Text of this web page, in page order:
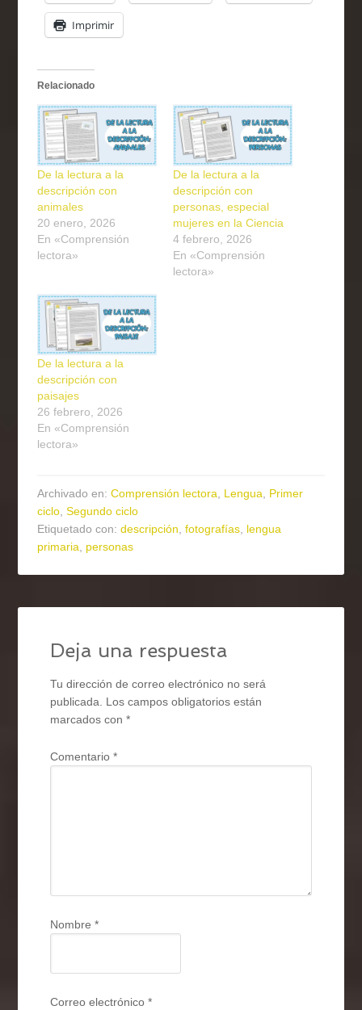
Imprimir
Relacionado
De la lectura a la
descripción con
animales
20 enero, 2026
En «Comprensión
lectora»
De la lectura a la
descripción con
personas, especial
mujeres en la Ciencia
4 febrero, 2026
En «Comprensión
lectora»
De la lectura a la
descripción con
paisajes
26 febrero, 2026
En «Comprensión
lectora»
Archivado en:Comprensión lectora Lengua
Primer
ciclo ,Segundo ciclo
Etiquetado con:descripción ,fotografías lengua
primaria
personas
Deja una respuesta
Tu dirección de correo electrónico no será
publicada.
Los campos obligatorios están
marcados con*
Comentario*
Nombre*
Correo electrónico*